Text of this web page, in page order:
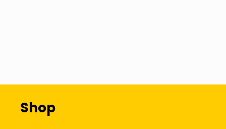
Shop